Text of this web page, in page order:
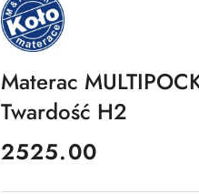
PRODUCENTA:
MKFOAM
Materac
Twardość H2
cena:
2525.00